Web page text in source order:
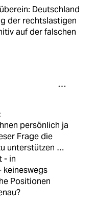
Deutschland
der rechtslastigen
auf der falschen
persönlich ja
Frage die
unterstützen …
- in
keineswegs
Positionen